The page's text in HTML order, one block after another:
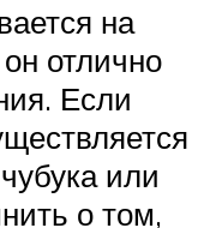
на
отлично
Если
или
о том,